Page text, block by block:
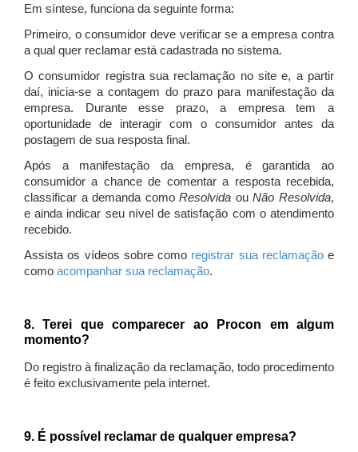
Em síntese, funciona da seguinte forma:
Primeiro, o consumidor deve verificar se a empresa contra
a qual quer reclamar está cadastrada no sistema.
O consumidor registra sua reclamação no site e, a partir
daí, inicia-se a contagem do prazo para manifestação da
empresa. Durante esse prazo, a empresa tem a
oportunidade de interagir com o consumidor antes da
postagem de sua resposta final.
Após a manifestação da empresa, é garantida ao
consumidor a chance de comentar a resposta recebida,
classificar a demanda comoResolvida ouNão Resolvida,
e ainda indicar seu nível de satisfação com o atendimento
recebido.
Assista os vídeos sobre como registrar sua reclamaçãoe
como acompanhar sua reclamação.
8. Terei que comparecer ao Procon em algum
momento?
Do registro à finalização da reclamação, todo procedimento
é feito exclusivamente pela internet.
9. É possível reclamar de qualquer empresa?